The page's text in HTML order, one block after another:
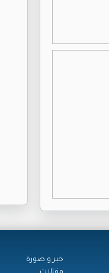
خبر و صورة